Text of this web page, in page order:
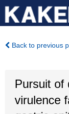
Back to previous
Pursuit of
virulence